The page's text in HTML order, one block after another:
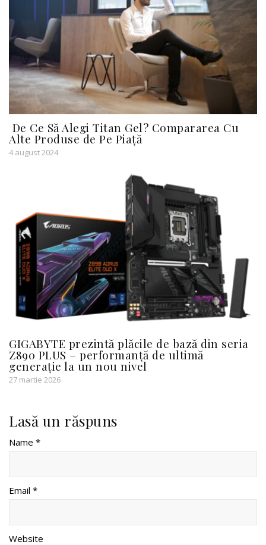
De Ce Să Alegi Titan Gel? Compararea Cu
Alte Produse de Pe Piață
4 august 2024
GIGABYTE prezintă plăcile de bază din seria
Z890 PLUS – performanță de ultimă
generație la un nou nivel
27 martie 2026
Lasă un răspuns
Name *
Email *
Website